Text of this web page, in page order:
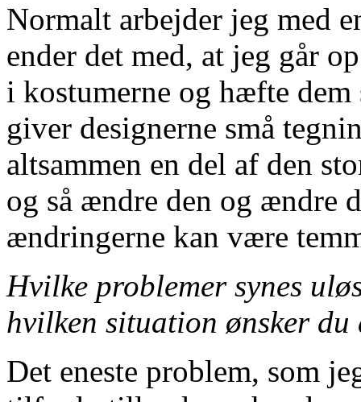
Normalt arbejder jeg med
ender det med, at jeg går
i kostumerne og hæfte dem
giver designerne små
altsammen en del af den
og så ændre den og ændre
ændringerne kan være
Hvilke problemer synes
hvilken situation ønsker
Det eneste problem, som